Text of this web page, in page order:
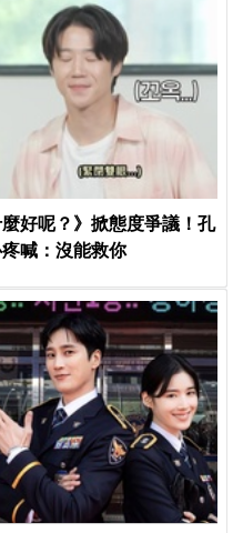
好呢？》掀態度爭議！孔
喊：沒能救你